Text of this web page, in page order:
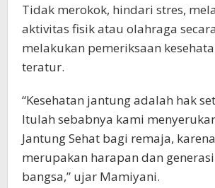
Tidak merokok, hindari stres,
aktivitas fisik atau olahraga
melakukan pemeriksaan
teratur.
“Kesehatan jantung adalah hak
Itulah sebabnya kami
Jantung Sehat bagi remaja,
merupakan harapan dan
bangsa,” ujar Mamiyani.